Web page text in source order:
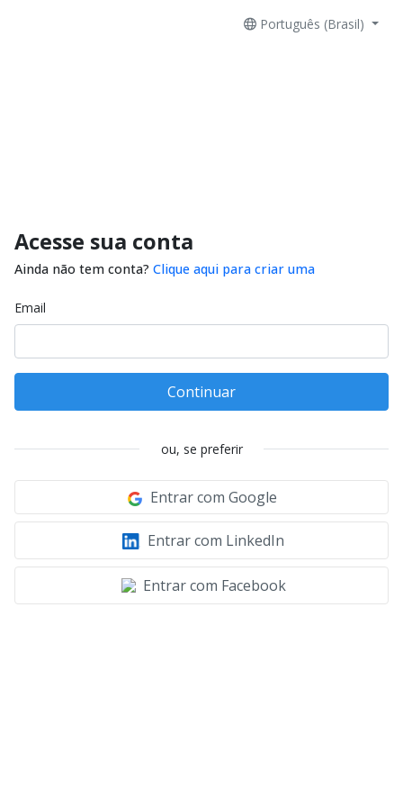
Português (Brasil)
Acesse sua conta
Ainda não tem conta? Clique aqui para criar uma
Email
Continuar
ou, se preferir
Entrar com Google
Entrar com LinkedIn
Entrar com Facebook